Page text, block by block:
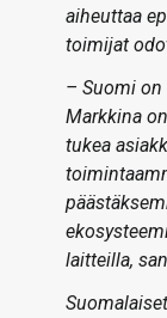
aiheuttaa
toimijat
– Suomi
Markkina
tukea
laitteilla,